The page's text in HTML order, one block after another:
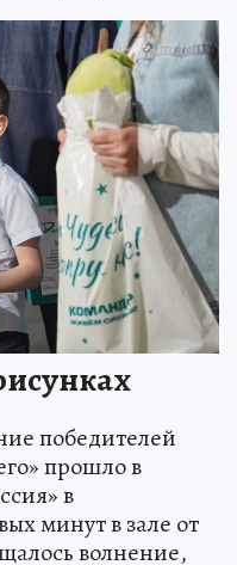
победителей
прошло в
в
минут в зале от
волнение,